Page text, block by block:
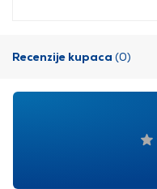
Recenzije kupaca (0)